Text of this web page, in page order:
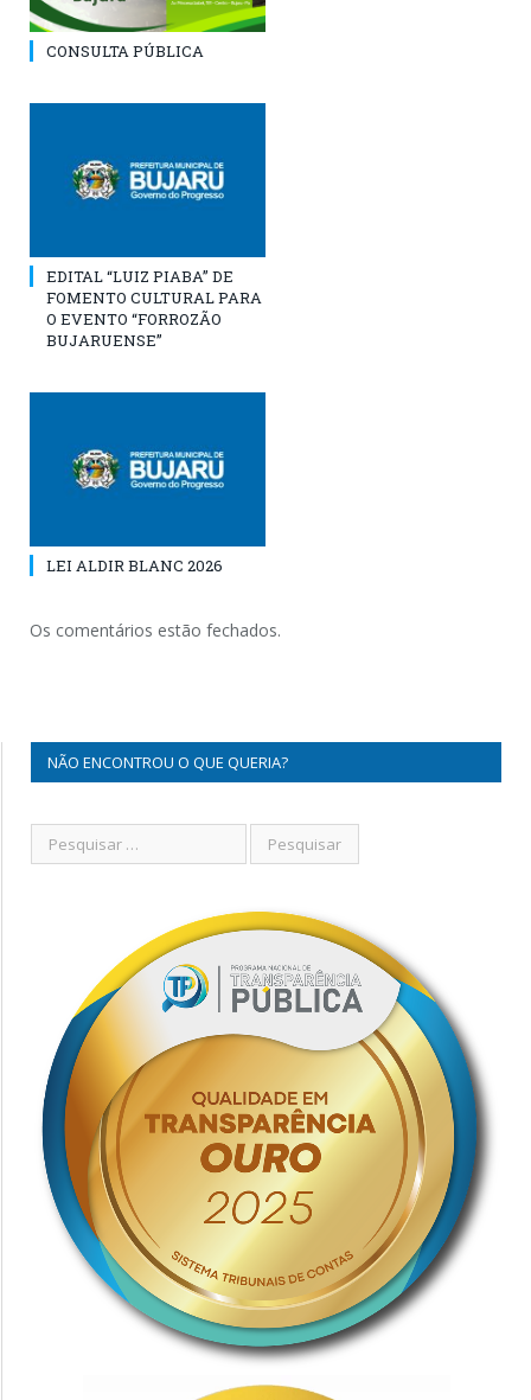
CONSULTA PÚBLICA
EDITAL “LUIZ PIABA” DE
FOMENTO CULTURAL PARA
O EVENTO “FORROZÃO
BUJARUENSE”
LEI ALDIR BLANC 2026
Os comentários estão fechados.
NÃO ENCONTROU O QUE QUERIA?